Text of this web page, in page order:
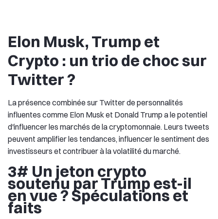
Elon Musk, Trump et
Crypto : un trio de choc sur
Twitter ?
La présence combinée sur Twitter de personnalités
influentes comme Elon Musk et Donald Trump a le potentiel
d'influencer les marchés de la cryptomonnaie. Leurs tweets
peuvent amplifier les tendances, influencer le sentiment des
investisseurs et contribuer à la volatilité du marché.
3# Un jeton crypto
soutenu par Trump est-il
en vue ? Spéculations et
faits